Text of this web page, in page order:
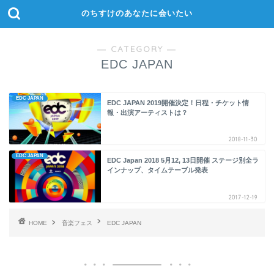
のちすけのあなたに会いたい
― CATEGORY ―
EDC JAPAN
EDC JAPAN
EDC JAPAN 2019開催決定！日程・チケット情
報・出演アーティストは？
2018-11-30
EDC JAPAN
EDC Japan 2018 5月12, 13日開催 ステージ別全ラ
インナップ、タイムテーブル発表
2017-12-19
HOME 音楽フェス EDC JAPAN